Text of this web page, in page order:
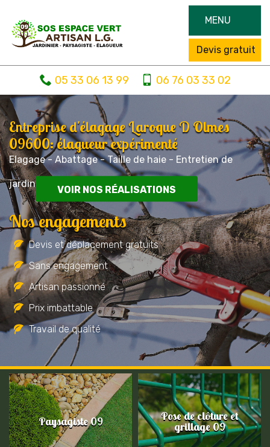
MENU
Devis gratuit
05 33 06 13 99 06 76 03 33 02
Entreprise d'élagage Laroque D Olmes
09600: élagueur expérimenté
Elagage - Abattage - Taille de haie - Entretien de
jardin
VOIR NOS RÉALISATIONS
Nos engagements
Devis et déplacement gratuits
Sans engagement
Artisan passionné
Prix imbattable
Travail de qualité
Paysagiste 09 Pose de clôture et
grillage 09